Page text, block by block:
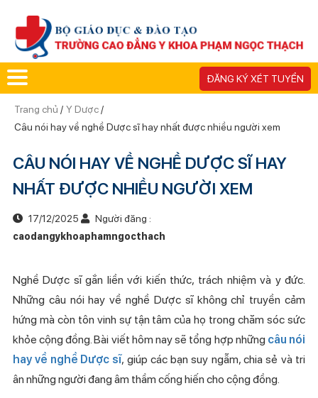
ĐĂNG KÝ XÉT TUYỂN
Trang chủ / Y Dược/
Câu nói hay về nghề Dược sĩ hay nhất được nhiều người xem
CÂU NÓI HAY VỀ NGHỀ DƯỢC SĨ HAY
NHẤT ĐƯỢC NHIỀU NGƯỜI XEM
17/12/2025
Người đăng :
caodangykhoaphamngocthach
Nghề Dược sĩ gắn liền với kiến thức, trách nhiệm và y đức.
Những câu nói hay về nghề Dược sĩ không chỉ truyền cảm
hứng mà còn tôn vinh sự tận tâm của họ trong chăm sóc sức
khỏe cộng đồng. Bài viết hôm nay sẽ tổng hợp những câu nói
hay về nghề Dược sĩ, giúp các bạn suy ngẫm, chia sẻ và tri
ân những người đang âm thầm cống hiến cho cộng đồng.